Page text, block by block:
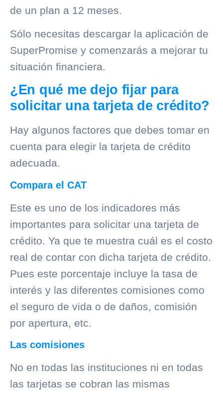
de un plan a 12 meses.
Sólo necesitas descargar la aplicación de
SuperPromise y comenzarás a mejorar tu
situación financiera.
¿En qué me dejo fijar para
solicitar una tarjeta de crédito?
Hay algunos factores que debes tomar en
cuenta para elegir la tarjeta de crédito
adecuada.
Compara el CAT
Este es uno de los indicadores más
importantes para solicitar una tarjeta de
crédito. Ya que te muestra cuál es el costo
real de contar con dicha tarjeta de crédito.
Pues este porcentaje incluye la tasa de
interés y las diferentes comisiones como
el seguro de vida o de daños, comisión
por apertura, etc.
Las comisiones
No en todas las instituciones ni en todas
las tarjetas se cobran las mismas